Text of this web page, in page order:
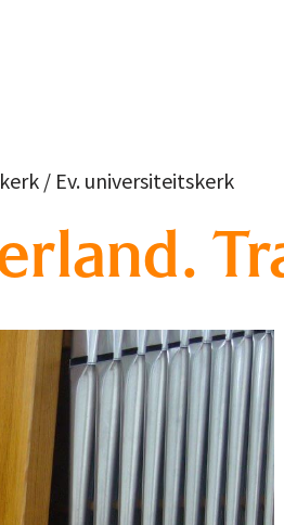
/ Ev. universiteitskerk